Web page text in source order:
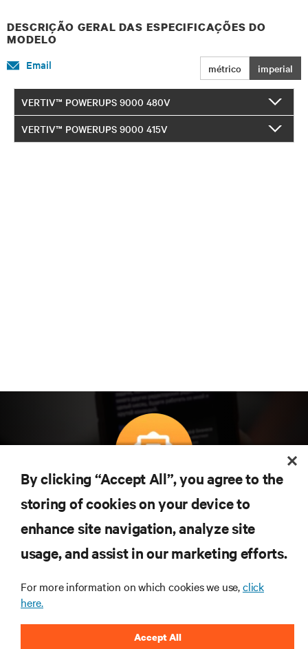
DESCRIÇÃO GERAL DAS ESPECIFICAÇÕES DO
MODELO
métrico imperial
Email
VERTIV™ POWERUPS 9000 480V
VERTIV™ POWERUPS 9000 415V
Subscreva para obter as últimas tendências em
tecnologia
Receba atualizações regulares sobre os tópicos
mais importantes da indústria, com discussões mais
recentes e perspetivas especializadas sobre gestão
By clicking “Accept All”, you agree to the
storing of cookies on your device to
enhance site navigation, analyze site
usage, and assist in our marketing efforts.
For more information on which cookies we use,click
here.
Accept All